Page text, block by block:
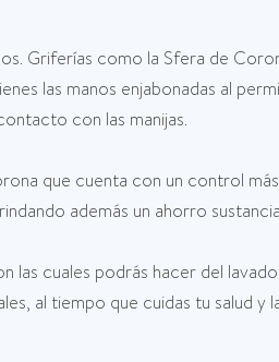
Griferías como la Sfera de
las manos enjabonadas al
con las manijas.
que cuenta con un control
además un ahorro
cuales podrás hacer del
al tiempo que cuidas tu salud y